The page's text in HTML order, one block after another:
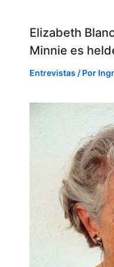
Elizabeth
Minnie es
Entrevistas / Por